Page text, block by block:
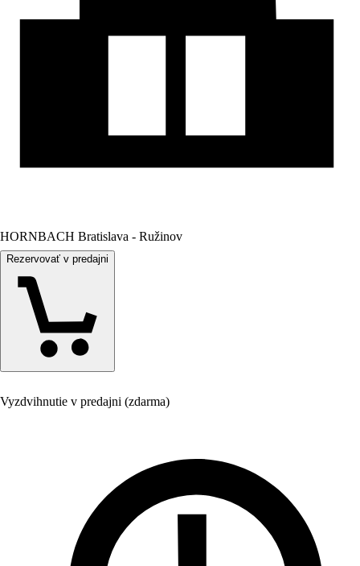
HORNBACH Bratislava - Ružinov
Rezervovať v predajni
Vyzdvihnutie v predajni (zdarma)